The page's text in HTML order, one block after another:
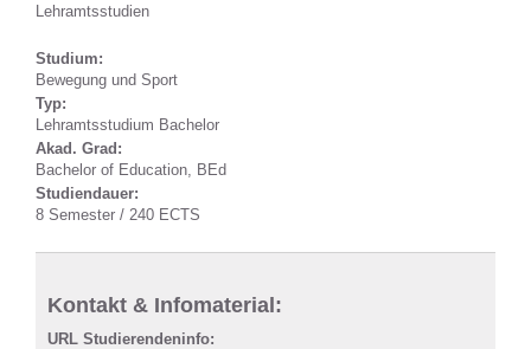
Lehramtsstudien
Studium:
Bewegung und Sport
Typ:
Lehramtsstudium Bachelor
Akad. Grad:
Bachelor of Education, BEd
Studiendauer:
8 Semester / 240 ECTS
Kontakt & Infomaterial:
URL Studierendeninfo: